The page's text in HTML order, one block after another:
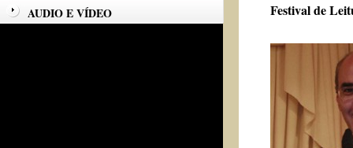
AUDIO E VÍDEO Festival de